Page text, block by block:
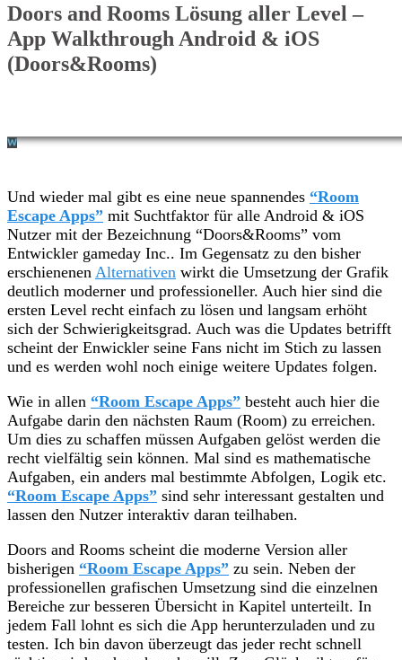
Doors and Rooms Lösung aller Level –
App Walkthrough Android & iOS
(Doors&Rooms)
Und wieder mal gibt es eine neue spannendes “Room
Escape Apps” mit Suchtfaktor für alle Android & iOS
Nutzer mit der Bezeichnung “Doors&Rooms” vom
Entwickler gameday Inc.. Im Gegensatz zu den bisher
erschienenen Alternativen wirkt die Umsetzung der Grafik
deutlich moderner und professioneller. Auch hier sind die
ersten Level recht einfach zu lösen und langsam erhöht
sich der Schwierigkeitsgrad. Auch was die Updates betrifft
scheint der Enwickler seine Fans nicht im Stich zu lassen
und es werden wohl noch einige weitere Updates folgen.
Wie in allen “Room Escape Apps” besteht auch hier die
Aufgabe darin den nächsten Raum (Room) zu erreichen.
Um dies zu schaffen müssen Aufgaben gelöst werden die
recht vielfältig sein können. Mal sind es mathematische
Aufgaben, ein anders mal bestimmte Abfolgen, Logik etc.
“Room Escape Apps” sind sehr interessant gestalten und
lassen den Nutzer interaktiv daran teilhaben.
Doors and Rooms scheint die moderne Version aller
bisherigen “Room Escape Apps” zu sein. Neben der
professionellen grafischen Umsetzung sind die einzelnen
Bereiche zur besseren Übersicht in Kapitel unterteilt. In
jedem Fall lohnt es sich die App herunterzuladen und zu
testen. Ich bin davon überzeugt das jeder recht schnell